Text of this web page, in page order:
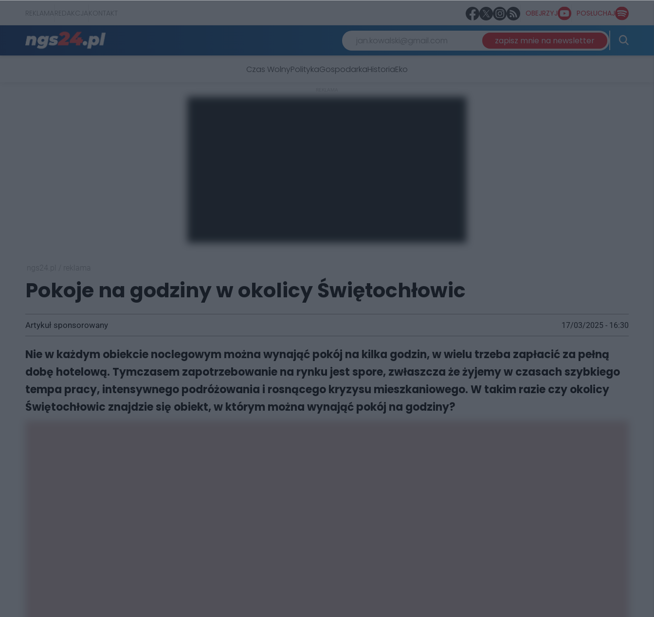
REKLAMAREDAKCJAKONTAKT OBEJRZYJ POSŁUCHAJ
zapisz mnie na newsletter
Czas WolnyPolitykaGospodarkaHistoriaEko
Pokoje na godziny w okolicy Świętochłowic
Artykuł sponsorowany 17/03/2025 - 16:30
Nie w każdym obiekcie noclegowym można wynająć pokój na kilka godzin, w wielu trzeba zapłacić za pełną
dobę hotelową. Tymczasem zapotrzebowanie na rynku jest spore, zwłaszcza że żyjemy w czasach szybkiego
tempa pracy, intensywnego podróżowania i rosnącego kryzysu mieszkaniowego. W takim razie czy okolicy
Świętochłowic znajdzie się obiekt, w którym można wynająć pokój na godziny?